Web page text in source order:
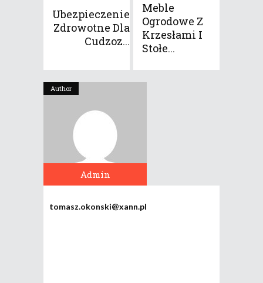
Ubezpieczenie
Zdrowotne Dla
Cudzoz...
Meble
Ogrodowe Z
Krzesłami I
Stołe...
Author
Admin
tomasz.okonski@xann.pl